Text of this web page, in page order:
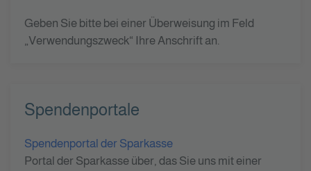
Geben Sie bitte bei einer Überweisung im Feld
„Verwendungszweck“ Ihre Anschrift an.
Spendenportale
Spendenportal der Sparkasse
Portal der Sparkasse über, das Sie uns mit einer